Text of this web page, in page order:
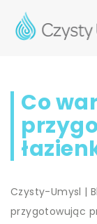
Co
Czysty-Umysl |
przygotowując